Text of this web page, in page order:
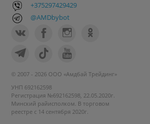
+375297429429
@AMDbybot
© 2007 - 2026 ООО «Амдбай Трейдинг»
УНП 692162598
Регистрация №692162598, 22.05.2020г.
Минский райисполком. В торговом
реестре с 14 сентября 2020г.